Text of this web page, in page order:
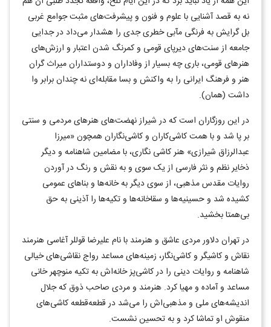
نه به قصد آشنایی با علوم و فنون و پیشرفت‌های مثبت جوامع غربی
بل گرایش به فرنگی مآبی خطری جدی را هشدار می‌داد در جدایی
جامعه از سنت‌های دیرپای قومی و کمرنگ شدن اعتبار و ارزش‌های
هنر‌های قومی، باری چه بسیار از وفاداران و دوستداران میراث گران
هنر و فرهنگ ایرانی را به واکنش و بسا مقابله‌ای نه چندان برابر وا
داشت (همان).
در این روزگاران است که در شیراز نهضت‌های هنرهای مردمی و سنتی
بر پا شد و با همت کاشی‌کاران و کاشی‌نگاران همچون «میرزا
عبدالرزاق شیرازی» هنر کاشی نگاری، با مضامین شاهنامه و دیگر
ذخایر نظم و نثر فارسی از یک سوی و به نقش و رنگ در آوردن
روایات مقدس مذهبی، از سوی دیگر به خانه‌ها و بناهای عمومی
کشیده شد و حسینیه‌ها و سقاخانه‌ها و تکیه‌ها را آذینی به حق
بی‌همتا بخشید.
در تهران دلاور مردی عاشق و هنرمند با نام علیرضا قوللر آغاسی هنرمند
نقاش و کاشیگر و کاشی‌نگار، زمینه‌های مساعد رواج نقاشی‌های خیالی
شاهنامه و روایات دینی را در کاشی‌پز خانه‌اش به تکیه منوچهر خانی
مساعد و آماده و مهیا کرد. هنرمند و مردی صاحب ذوق که جلال
اندیشه‌های ملی و مذهبی‌اش را می‌شد در قطعه‌قطعه کاشی‌های
منقوش او تماشا کرد و به تحسین نشست.